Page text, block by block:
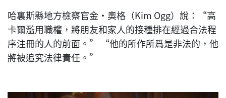
哈裏斯縣地方檢察官金·奧格（Kim Ogg）說：“高
卡爾濫用職權，將朋友和家人的接種排在經過合法程
序注冊的人的前面。” “他的所作所爲是非法的，他
將被追究法律責任。”